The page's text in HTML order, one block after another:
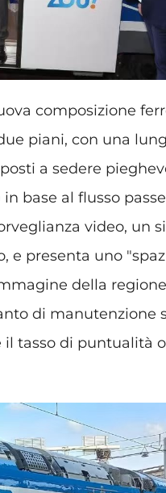
composizione
piani, con una
a sedere
in base al flusso
video, un
e presenta uno
della
di manutenzione
tasso di puntualità